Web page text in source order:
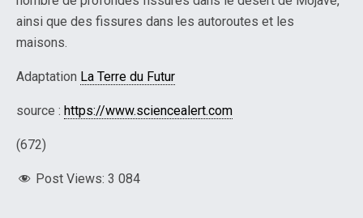
ainsi que des fissures dans les autoroutes et les
maisons.
Adaptation La Terre du Futur
source : https://www.sciencealert.com
(672)
Post Views: 3 084